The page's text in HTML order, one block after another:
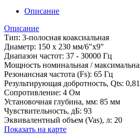
Описание
Описание
Тип: 3-полосная коаксиальная
Диаметр: 150 х 230 мм/6"х9"
Диапазон частот: 37 - 30000 Гц
Мощность номинальная /
Резонансная частота (Fs): 65 Гц
Результирующая добротность, Qts: 0,81
Сопротивление: 4 Ом
Установочная глубина, мм: 85 мм
Чувствительность, дБ: 93
Эквивалентный объем (Vas), л: 20
Показать на карте